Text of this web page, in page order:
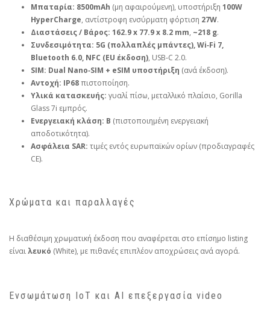
Μπαταρία: 8500mAh (μη αφαιρούμενη), υποστήριξη 100W
HyperCharge, αντίστροφη ενσύρματη φόρτιση 27W.
Διαστάσεις / Βάρος: 162.9 x 77.9 x 8.2 mm, ~218 g.
Συνδεσιμότητα: 5G (πολλαπλές μπάντες), Wi‑Fi 7,
Bluetooth 6.0, NFC (EU έκδοση), USB‑C 2.0.
SIM: Dual Nano‑SIM + eSIM υποστήριξη (ανά έκδοση).
Αντοχή: IP68πιστοποίηση.
Υλικά κατασκευής: γυαλί πίσω, μεταλλικό πλαίσιο, Gorilla
Glass 7i εμπρός.
Ενεργειακή κλάση: B (πιστοποιημένη ενεργειακή
αποδοτικότητα).
Ασφάλεια SAR: τιμές εντός ευρωπαϊκών ορίων (προδιαγραφές
CE).
Χρώματα και παραλλαγές
Η διαθέσιμη χρωματική έκδοση που αναφέρεται στο επίσημο listing
είναιλευκό (White), με πιθανές επιπλέον αποχρώσεις ανά αγορά.
Ενσωμάτωση IoT και AI επεξεργασία video